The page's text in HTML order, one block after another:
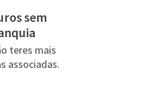
sem
teres mais
associadas.